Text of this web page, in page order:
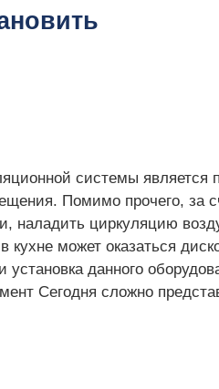
системы является
Помимо прочего, за
наладить циркуляцию
кухне может оказаться
установка данного
Сегодня сложно